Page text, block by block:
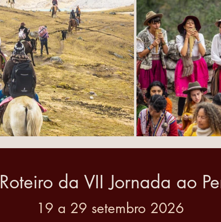
19 a 29 setembro 2026
Roteiro da VII Jornada ao